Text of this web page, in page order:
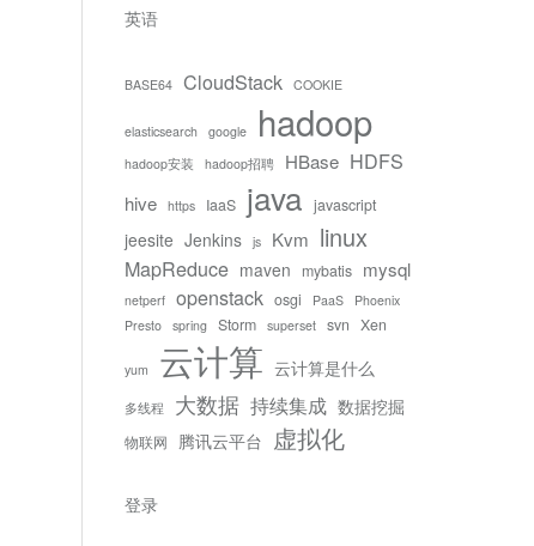
英语
BASE64 CloudStack COOKIE
elasticsearch google hadoop
hadoop安装 hadoop招聘 HBase HDFS
hive https IaaS java javascript
jeesite Jenkins js Kvm linux
MapReduce maven mybatis mysql
netperf openstack osgi PaaS
Phoenix
Presto spring Storm superset svn Xen
yum 云计算 云计算是什么
多线程 大数据 持续集成 数据挖掘
物联网 腾讯云平台 虚拟化
登录